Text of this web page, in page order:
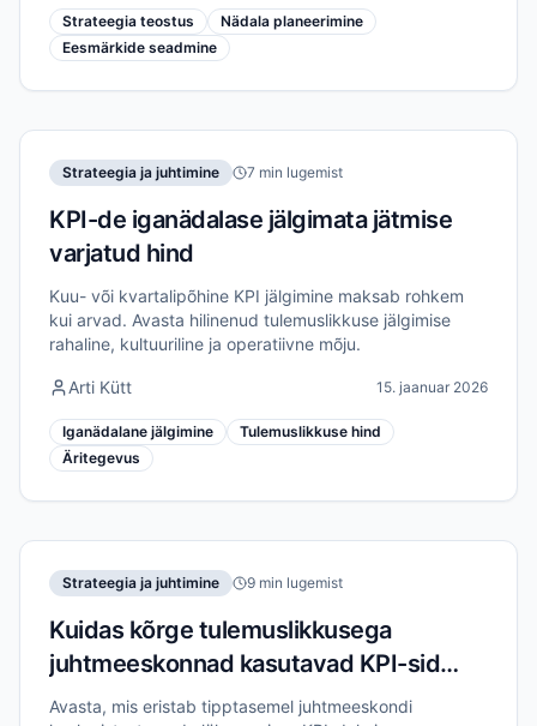
Strateegia teostus
Nädala planeerimine
Eesmärkide seadmine
Strateegia ja juhtimine 7 min lugemist
KPI-de iganädalase jälgimata jätmise
varjatud hind
Kuu- või kvartalipõhine KPI jälgimine maksab rohkem
kui arvad. Avasta hilinenud tulemuslikkuse jälgimise
rahaline, kultuuriline ja operatiivne mõju.
Arti Kütt 15. jaanuar 2026
Iganädalane jälgimine
Tulemuslikkuse hind
Äritegevus
Strateegia ja juhtimine 9 min lugemist
Kuidas kõrge tulemuslikkusega
juhtmeeskonnad kasutavad KPI-sid
erinevalt
Avasta, mis eristab tipptasemel juhtmeeskondi